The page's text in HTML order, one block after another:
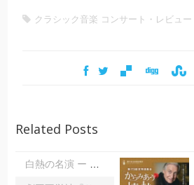
クラシック音楽 コンサート・レビュー
Related Posts
白熱の名演 ー 第173回 神戸市室内管弦楽団定期演奏会 「からみあう情熱」| 大田美佐子